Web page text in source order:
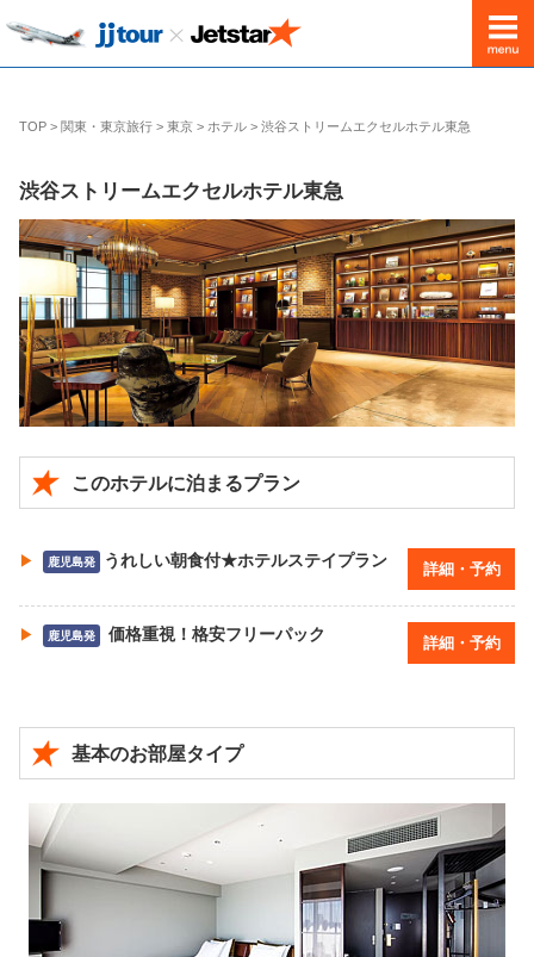
TOP > 関東・東京旅行 > 東京 > ホテル > 渋谷ストリームエクセルホテル東急
渋谷ストリームエクセルホテル東急
このホテルに泊まるプラン
鹿児島発 うれしい朝食付★ホテルステイプラン 詳細・予約
鹿児島発 価格重視！格安フリーパック 詳細・予約
基本のお部屋タイプ